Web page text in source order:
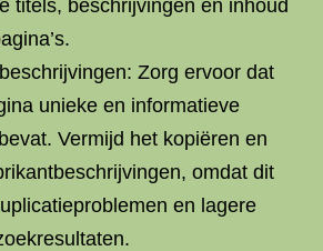
titels, beschrijvingen en inhoud
Zorg ervoor dat
unieke en informatieve
Vermijd het kopiëren en
omdat dit
en lagere